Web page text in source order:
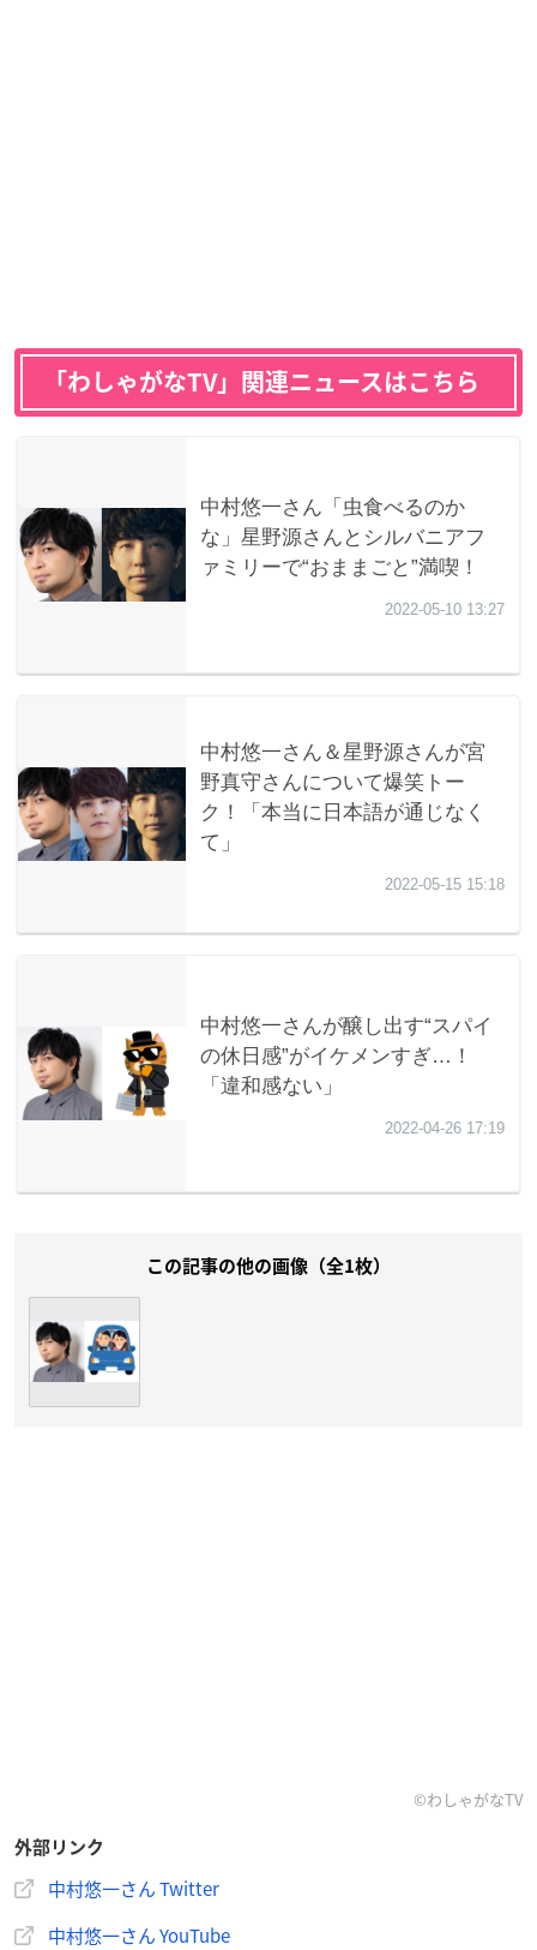
「わしゃがなTV」関連ニュースはこちら
この記事の他の画像（全1枚）
©わしゃがなTV
外部リンク
中村悠一さん Twitter
中村悠一さん YouTube